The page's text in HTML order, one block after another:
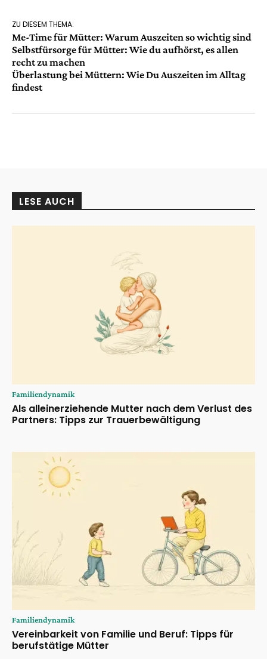
ZU DIESEM THEMA:
Me-Time für Mütter: Warum Auszeiten so wichtig sind
Selbstfürsorge für Mütter: Wie du aufhörst, es allen
recht zu machen
Überlastung bei Müttern: Wie Du Auszeiten im Alltag
findest
LESE AUCH
Familiendynamik
Als alleinerziehende Mutter nach dem Verlust des
Partners: Tipps zur Trauerbewältigung
Familiendynamik
Vereinbarkeit von Familie und Beruf: Tipps für
berufstätige Mütter